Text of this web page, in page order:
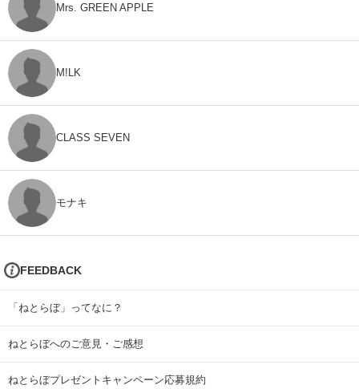
Mrs. GREEN APPLE
M!LK
CLASS SEVEN
モナキ
FEEDBACK
「ねとらぼ」ってなに？
ねとらぼへのご意見・ご感想
ねとらぼプレゼントキャンペーン応募規約